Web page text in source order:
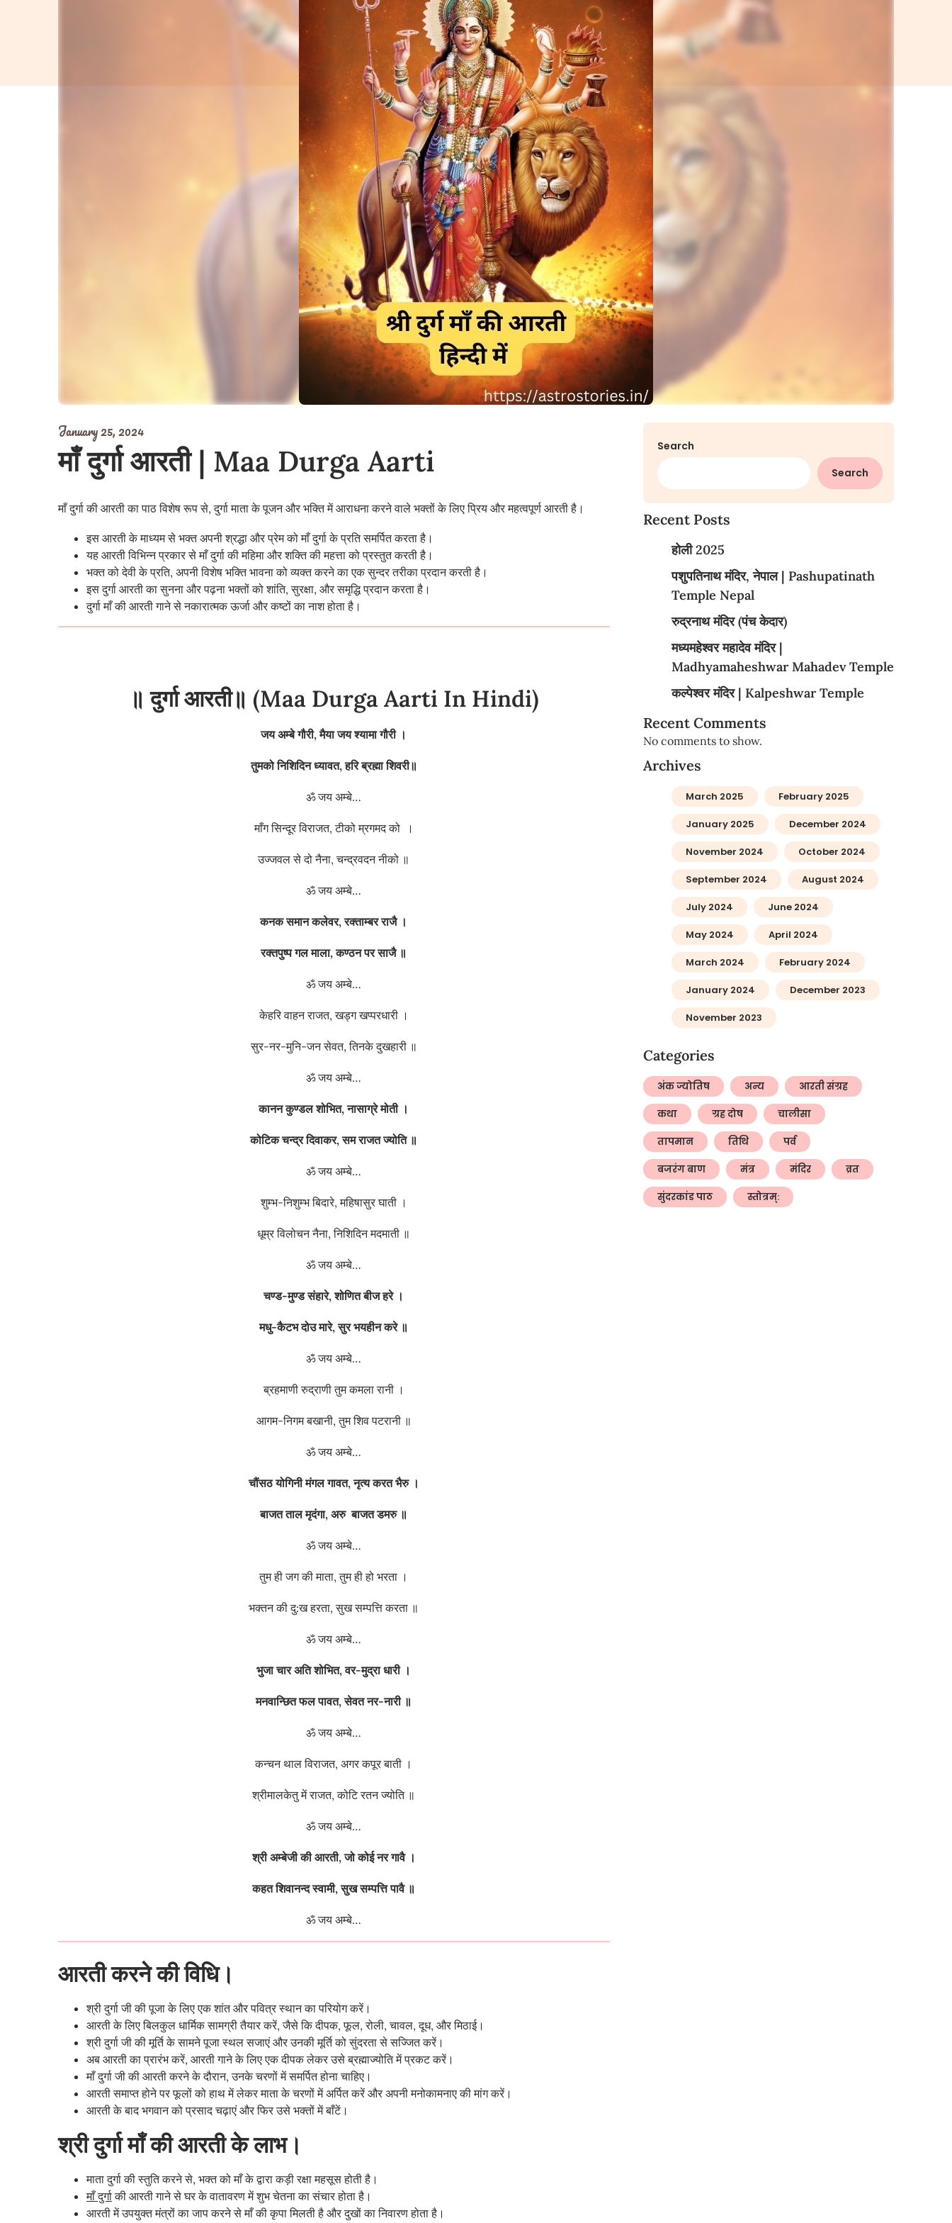
January 25, 2024
माँ दुर्गा आरती | Maa Durga Aarti
माँ दुर्गा की आरती का पाठ विशेष रूप से, दुर्गा माता के पूजन और भक्ति में आराधना करने वाले भक्तों के लिए प्रिय और महत्वपूर्ण आरती है।
इस आरती के माध्यम से भक्त अपनी श्रद्धा और प्रेम को माँ दुर्गा के प्रति समर्पित करता है।
यह आरती विभिन्न प्रकार से माँ दुर्गा की महिमा और शक्ति की महत्ता को प्रस्तुत करती है।
भक्त को देवी के प्रति, अपनी विशेष भक्ति भावना को व्यक्त करने का एक सुन्दर तरीका प्रदान करती है।
इस दुर्गा आरती का सुनना और पढ़ना भक्तों को शांति, सुरक्षा, और समृद्धि प्रदान करता है।
दुर्गा माँ की आरती गाने से नकारात्मक ऊर्जा और कष्टों का नाश होता है।
॥ दुर्गा आरती॥ (Maa Durga Aarti In Hindi)
जय अम्बे गौरी,मैया जय श्यामा गौरी ।
तुमको निशिदिन ध्यावत,हरि ब्रह्मा शिवरी॥
ॐ जय अम्बे…
माँग सिन्दूर विराजत, टीको म्रगमद को ।
उज्जवल से दो‌ नैना, चन्द्रवदन नीको ॥
ॐ जय अम्बे…
कनक समान कलेवर,रक्ताम्बर राजै ।
रक्तपुष्प गल माला,कण्ठन पर साजै ॥
ॐ जय अम्बे…
केहरि वाहन राजत, खड्ग खप्परधारी ।
सुर-नर-मुनि-जन सेवत, तिनके दुखहारी ॥
ॐ जय अम्बे…
कानन कुण्डल शोभित,नासाग्रे मोती ।
कोटिक चन्द्र दिवाकर,सम राजत ज्योति ॥
ॐ जय अम्बे…
शुम्भ-निशुम्भ बिदारे, महिषासुर घाती ।
धूम्र विलोचन नैना, निशिदिन मदमाती ॥
ॐ जय अम्बे…
चण्ड-मुण्ड संहारे,शोणित बीज हरे ।
मधु-कैटभ दो‌उ मारे,सुर भयहीन करे ॥
ॐ जय अम्बे…
ब्रहमाणी रुद्राणी तुम कमला रानी ।
आगम-निगम बखानी, तुम शिव पटरानी ॥
ॐ जय अम्बे…
चौंसठ योगिनी मंगल गावत,नृत्य करत भैरु ।
बाजत ताल मृदंगा,अरु बाजत डमरु ॥
ॐ जय अम्बे…
तुम ही जग की माता, तुम ही हो भरता ।
भक्‍तन की दु:ख हरता, सुख सम्पत्ति करता ॥
ॐ जय अम्बे…
भुजा चार अति शोभित,वर-मुद्रा धारी ।
मनवान्छित फल पावत,सेवत नर-नारी ॥
ॐ जय अम्बे…
कन्चन थाल विराजत, अगर कपूर बाती ।
श्रीमालकेतु में राजत, कोटि रतन ज्योति ॥
ॐ जय अम्बे…
श्री अम्बेजी की आरती,जो को‌ई नर गावै ।
कहत शिवानन्द स्वामी,सुख सम्पत्ति पावै ॥
ॐ जय अम्बे…
आरती करने की विधि।
श्री दुर्गा जी की पूजा के लिए एक शांत और पवित्र स्थान का परियोग करें।
आरती के लिए बिलकुल धार्मिक सामग्री तैयार करें, जैसे कि दीपक, फूल, रोली, चावल, दूध, और मिठाई।
श्री दुर्गा जी की मूर्ति के सामने पूजा स्थल सजाएं और उनकी मूर्ति को सुंदरता से सज्जित करें।
अब आरती का प्रारंभ करें, आरती गाने के लिए एक दीपक लेकर उसे ब्रह्माज्योति में प्रकट करें।
माँ दुर्गा जी की आरती करने के दौरान, उनके चरणों में समर्पित होना चाहिए।
आरती समाप्त होने पर फूलों को हाथ में लेकर माता के चरणों में अर्पित करें और अपनी मनोकामनाए की मांग करें।
आरती के बाद भगवान को प्रसाद चढ़ाएं और फिर उसे भक्तों में बाँटें।
श्री दुर्गा माँ की आरती के लाभ।
माता दुर्गा की स्तुति करने से, भक्त को माँ के द्वारा कड़ी रक्षा महसूस होती है।
माँ दुर्गाकी आरती गाने से घर के वातावरण में शुभ चेतना का संचार होता है।
आरती में उपयुक्त मंत्रों का जाप करने से माँ की कृपा मिलती है और दुखों का निवारण होता है।
Search
Search
Recent Posts
होली 2025
पशुपतिनाथ मंदिर, नेपाल | Pashupatinath
Temple Nepal
रुद्रनाथ मंदिर (पंच केदार)
मध्यमहेश्वर महादेव मंदिर |
Madhyamaheshwar Mahadev Temple
कल्पेश्वर मंदिर | Kalpeshwar Temple
Recent Comments
No comments to show.
Archives
March 2025 February 2025
January 2025 December 2024
November 2024 October 2024
September 2024 August 2024
July 2024 June 2024
May 2024 April 2024
March 2024 February 2024
January 2024 December 2023
November 2023
Categories
अंक ज्योतिष अन्य आरती संग्रह
कथा ग्रह दोष चालीसा
तापमान तिथि पर्व
बजरंग बाण मंत्र मंदिर व्रत
सुंदरकांड पाठ स्तोत्रम्: